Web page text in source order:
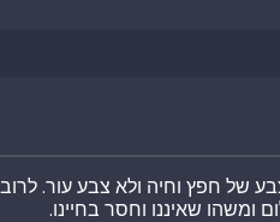
של חפץ וחיה ולא צבע עור. לרוב
ומשהו שאיננו וחסר בחיינו.